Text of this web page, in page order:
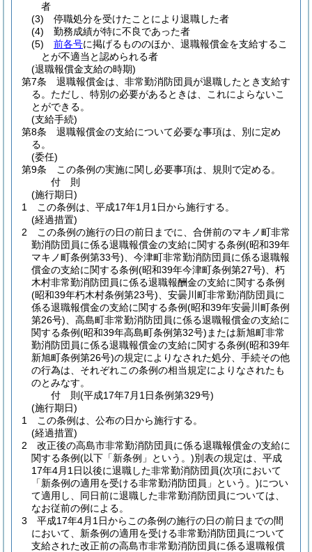
者
(3)
停職処分を受けたことにより退職した者
(4)
勤務成績が特に不良であった者
(5)
前各号に掲げるもののほか、退職報償金を支給するこ
とが不適当と認められる者
(退職報償金支給の時期)
第7条
退職報償金は、非常勤消防団員が退職したとき支給す
る。 ただし、特別の必要があるときは、これによらないこ
とができる。
(支給手続)
第8条
退職報償金の支給について必要な事項は、別に定め
る。
(委任)
第9条
この条例の実施に関し必要事項は、規則で定める。
付 則
(施行期日)
1
この条例は、平成17年1月1日から施行する。
(経過措置)
2
この条例の施行の日の前日までに、合併前のマキノ町非常
勤消防団員に係る退職報償金の支給に関する条例(昭和39年
マキノ町条例第33号) 、今津町非常勤消防団員に係る退職報
償金の支給に関する条例(昭和39年今津町条例第27号) 、朽
木村非常勤消防団員に係る退職報酬金の支給に関する条例
(昭和39年朽木村条例第23号) 、安曇川町非常勤消防団員に
係る退職報償金の支給に関する条例(昭和39年安曇川町条例
第26号) 、高島町非常勤消防団員に係る退職報償金の支給に
関する条例(昭和39年高島町条例第32号) または新旭町非常
勤消防団員に係る退職報償金の支給に関する条例(昭和39年
新旭町条例第26号)の規定によりなされた処分、手続その他
の行為は、それぞれこの条例の相当規定によりなされたも
のとみなす。
付 則(平成17年7月1日条例第329号)
(施行期日)
1
この条例は、公布の日から施行する。
(経過措置)
2
改正後の高島市非常勤消防団員に係る退職報償金の支給に
関する条例(以下「新条例」という。)別表の規定は、平成
17年4月1日以後に退職した非常勤消防団員(次項において
「新条例の適用を受ける非常勤消防団員」という。)につい
て適用し、同日前に退職した非常勤消防団員については、
なお従前の例による。
3
平成17年4月1日からこの条例の施行の日の前日までの間
において、新条例の適用を受ける非常勤消防団員について
支給された改正前の高島市非常勤消防団員に係る退職報償